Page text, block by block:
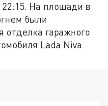
22:15. На площади в
были
отделка гаражного
Lada Niva.